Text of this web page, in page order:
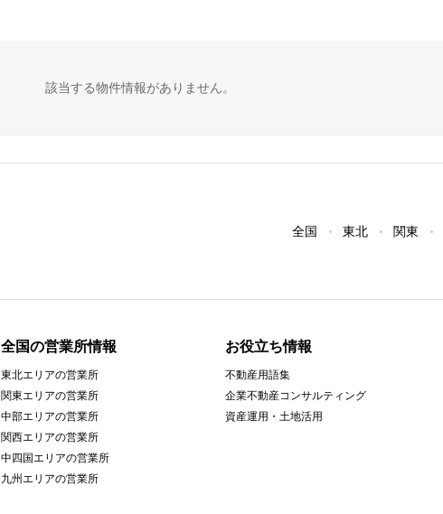
該当する物件情報がありません。
全国 東北 関東
全国の営業所情報
東北エリアの営業所
関東エリアの営業所
中部エリアの営業所
関西エリアの営業所
中四国エリアの営業所
九州エリアの営業所
お役立ち情報
不動産用語集
企業不動産コンサルティング
資産運用・土地活用